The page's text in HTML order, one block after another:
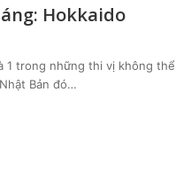
Hokkaido
1 trong những thi vị không
Bản đó…